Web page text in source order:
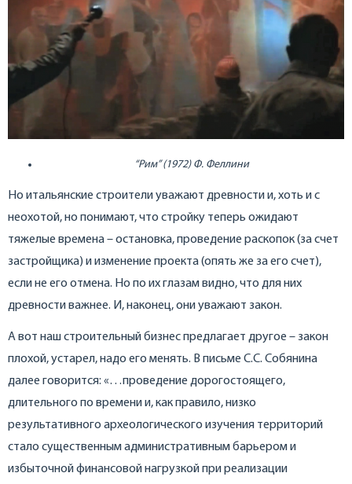
“Рим” (1972) Ф. Феллини
Но итальянские строители уважают древности и, хоть и с
неохотой, но понимают, что стройку теперь ожидают
тяжелые времена – остановка, проведение раскопок (за счет
застройщика) и изменение проекта (опять же за его счет),
если не его отмена. Но по их глазам видно, что для них
древности важнее. И, наконец, они уважают закон.
А вот наш строительный бизнес предлагает другое – закон
плохой, устарел, надо его менять. В письме С.С. Собянина
далее говорится: «…проведение дорогостоящего,
длительного по времени и, как правило, низко
результативного археологического изучения территорий
стало существенным административным барьером и
избыточной финансовой нагрузкой при реализации